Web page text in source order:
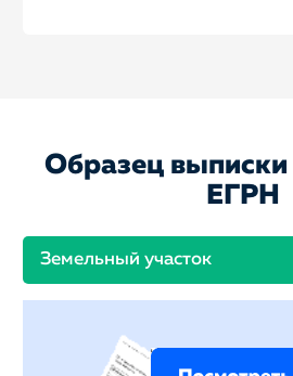
Образец выписки
ЕГРН
Земельный участок